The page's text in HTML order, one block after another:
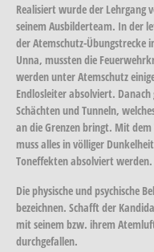
Realisiert wurde der Lehrgang
seinem Ausbilderteam. In der
der Atemschutz-Übungstrecke
Unna, mussten die
werden unter Atemschutz
Endlosleiter absolviert. Danach
Schächten und Tunneln,
an die Grenzen bringt. Mit
muss alles in völliger
Toneffekten absolviert werden.
Die physische und psychische
bezeichnen. Schafft der
mit seinem bzw. ihrem
durchgefallen.